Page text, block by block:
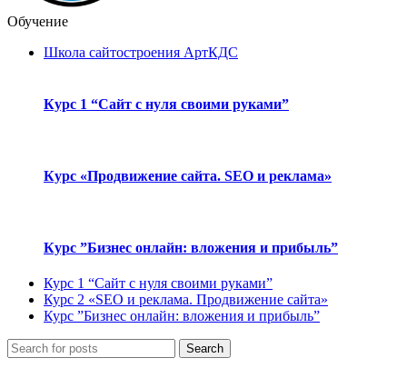
Обучение
Школа сайтостроения АртКДС
Курс 1 “Сайт с нуля своими руками”
Курс «Продвижение сайта. SEO и реклама»
Курс ”Бизнес онлайн: вложения и прибыль”
Курс 1 “Сайт с нуля своими руками”
Курс 2 «SEO и реклама. Продвижение сайта»
Курс ”Бизнес онлайн: вложения и прибыль”
Search